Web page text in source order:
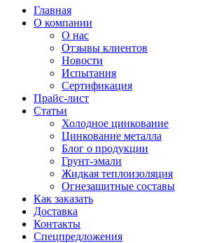
Главная
О компании
О нас
Отзывы клиентов
Новости
Испытания
Сертификация
Прайс-лист
Статьи
Холодное цинкование
Цинкование металла
Блог о продукции
Грунт-эмали
Жидкая теплоизоляция
Огнезащитные составы
Как заказать
Доставка
Контакты
Спецпредложения